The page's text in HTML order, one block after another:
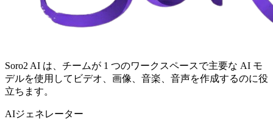
Soro2 AI は、チームが 1 つのワークスペースで主要な AI モ
デルを使用してビデオ、画像、音楽、音声を作成するのに役
立ちます。
AIジェネレーター